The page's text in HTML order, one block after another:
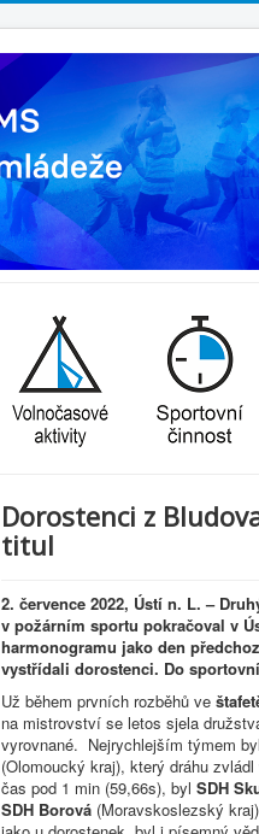
Dorostenci z
titul
2. července 2022, Ústí n. L. –
v požárním sportu pokračoval v
harmonogramu jako den
vystřídali dorostenci. Do
Už během prvních rozběhů ve
na mistrovství se letos sjela
vyrovnané. Nejrychlejším týmem
(Olomoucký kraj), který dráhu
čas pod 1 min (59,66s), byl SDH
SDH Borová (Moravskoslezský